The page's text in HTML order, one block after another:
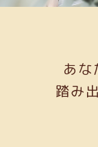
あな
踏み